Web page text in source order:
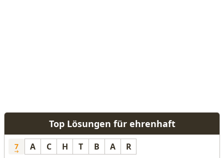
Top Lösungen für ehrenhaft
7 A C H T B A R